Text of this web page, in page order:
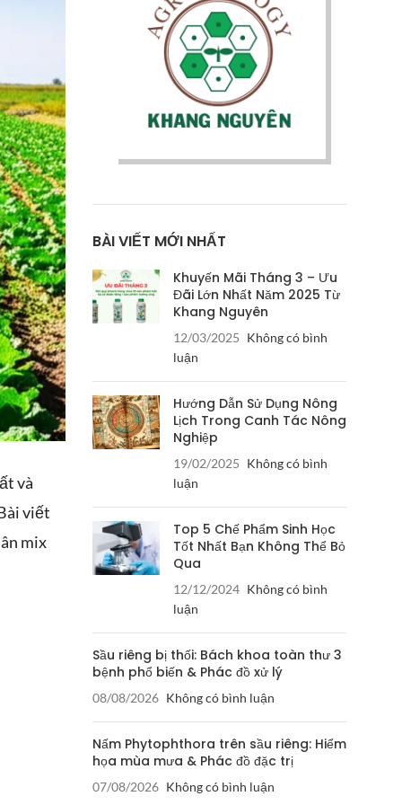
và
viết
mix
BÀI VIẾT MỚI NHẤT
Khuyến Mãi Tháng 3 – Ưu
Đãi Lớn Nhất Năm 2025 Từ
Khang Nguyên
12/03/2025 Không có bình
luận
Hướng Dẫn Sử Dụng Nông
Lịch Trong Canh Tác Nông
Nghiệp
19/02/2025 Không có bình
luận
Top 5 Chế Phẩm Sinh Học
Tốt Nhất Bạn Không Thể Bỏ
Qua
12/12/2024 Không có bình
luận
Sầu riêng bị thối: Bách khoa toàn thư 3
bệnh phổ biến & Phác đồ xử lý
08/08/2026 Không có bình luận
Nấm Phytophthora trên sầu riêng: Hiểm
họa mùa mưa & Phác đồ đặc trị
07/08/2026 Không có bình luận